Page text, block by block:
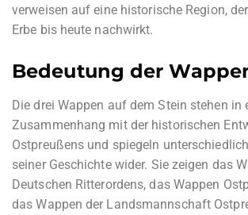
verweisen auf eine historische Region,
Erbe bis heute nachwirkt.
Bedeutung der
Die drei Wappen auf dem Stein stehen in
Zusammenhang mit der historischen
Ostpreußens und spiegeln
seiner Geschichte wider. Sie zeigen das
Deutschen Ritterordens, das Wappen
das Wappen der Landsmannschaft